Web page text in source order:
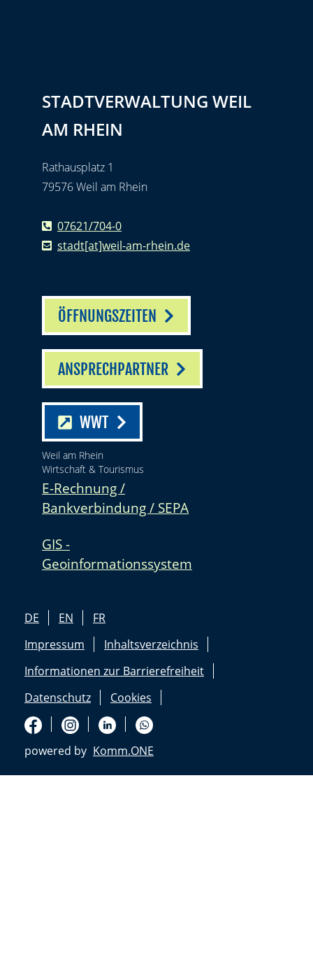
STADTVERWALTUNG WEIL
AM RHEIN
Rathausplatz 1
79576 Weil am Rhein
07621/704-0
stadt[at]weil-am-rhein.de
ÖFFNUNGSZEITEN
ANSPRECHPARTNER
WWT
Weil am Rhein
Wirtschaft & Tourismus
E-Rechnung /
Bankverbindung / SEPA
GIS -
Geoinformationssystem
DE EN
FR
Impressum
Inhaltsverzeichnis
Informationen zur Barrierefreiheit
Datenschutz
Cookies
powered by Komm.ONE